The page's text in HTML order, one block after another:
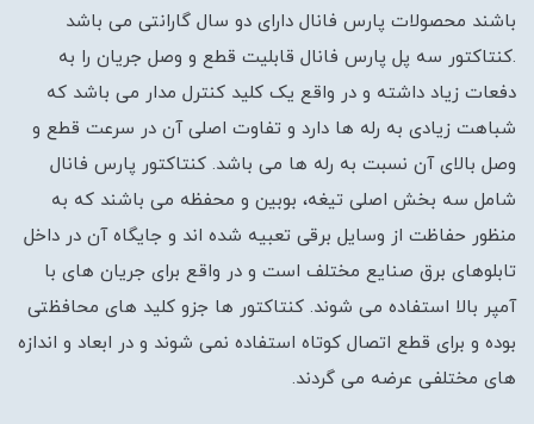
باشند محصولات پارس فانال دارای دو سال گارانتی می باشد
.کنتاکتور سه پل پارس فانال قابلیت قطع و وصل جریان را به
دفعات زیاد داشته و در واقع یک کلید کنترل مدار می باشد که
شباهت زیادی به رله ها دارد و تفاوت اصلی آن در سرعت قطع و
وصل بالای آن نسبت به رله ها می باشد. کنتاکتور پارس فانال
شامل سه بخش اصلی تیغه، بوبین و محفظه می باشند که به
منظور حفاظت از وسایل برقی تعبیه شده اند و جایگاه آن در داخل
تابلوهای برق صنایع مختلف است و در واقع برای جریان های با
آمپر بالا استفاده می شوند. کنتاکتور ها جزو کلید های محافظتی
بوده و برای قطع اتصال کوتاه استفاده نمی شوند و در ابعاد و اندازه
های مختلفی عرضه می گردند.